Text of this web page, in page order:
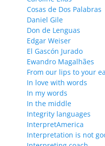
Cosas de Dos Palabras
Daniel Gile
Don de Lenguas
Edgar Weiser
El Gascón Jurado
Ewandro Magalhães
From our lips to your
In love with words
In my words
In the middle
Integrity languages
InterpretAmerica
Interpretation is not